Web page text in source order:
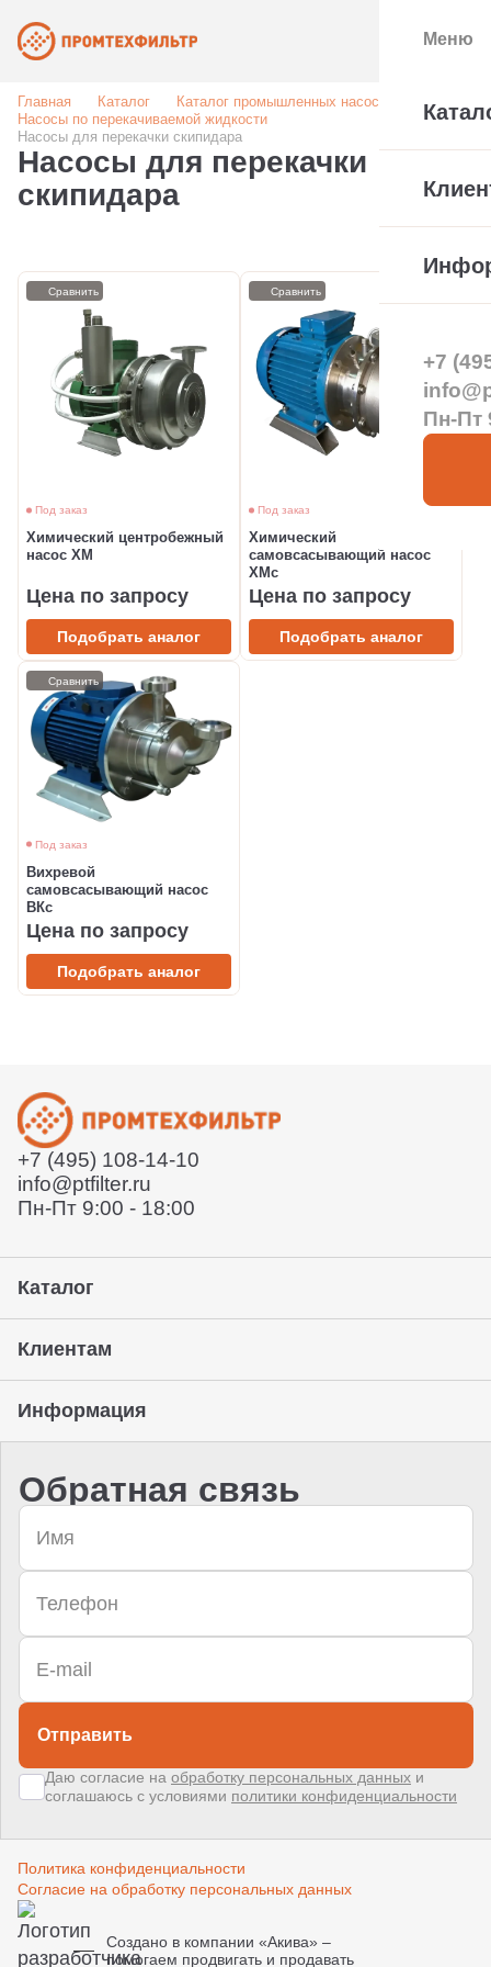
Главная Каталог
Каталог промышленных насосов
Насосы по перекачиваемой жидкости
Насосы для перекачки скипидара
Насосы для перекачки
скипидара
Под заказ
Химический центробежный
насос ХМ
Цена по запросу
Подобрать аналог
Сравнить
Под заказ
Химический
самовсасывающий насос
ХМс
Цена по запросу
Подобрать аналог
Сравнить
Под заказ
Вихревой
самовсасывающий насос
ВКс
Цена по запросу
Подобрать аналог
Сравнить
+7 (495) 108-14-10
info@ptfilter.ru
Пн-Пт 9:00 - 18:00
Каталог
Клиентам
Информация
Политика конфиденциальности
Согласие на обработку персональных данных
Создано в компании «Акива» –
помогаем продвигать и продавать
Обратная связь
Отправить
Даю согласие на обработку персональных данных и
соглашаюсь с условиями политики конфиденциальности
Меню
+7
Пн-Пт